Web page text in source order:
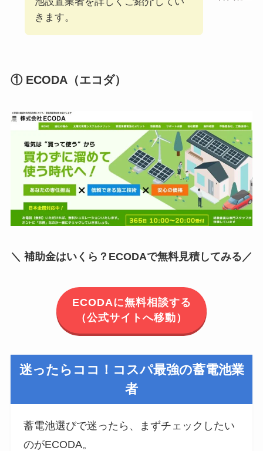
きます。
① ECODA（エコダ）
＼ 補助金はいくら？ECODAで無料見積してみる／
ECODAに無料相談する
（公式サイトへ移動）
迷ったらココ！コスパ最強の蓄電池業
者
蓄電池選びで迷ったら、まずチェックしたい
のがECODA。